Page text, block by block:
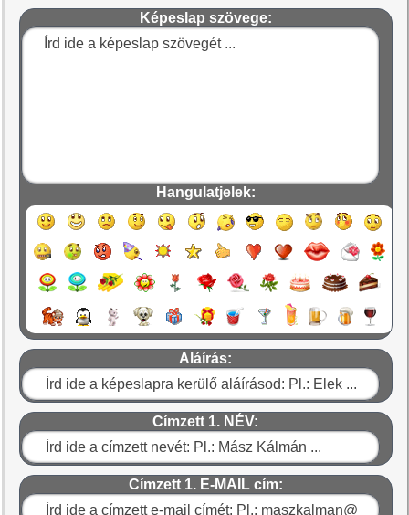
Képeslap szövege:
Hangulatjelek:
Aláírás:
Címzett 1. NÉV:
Címzett 1. E-MAIL cím: